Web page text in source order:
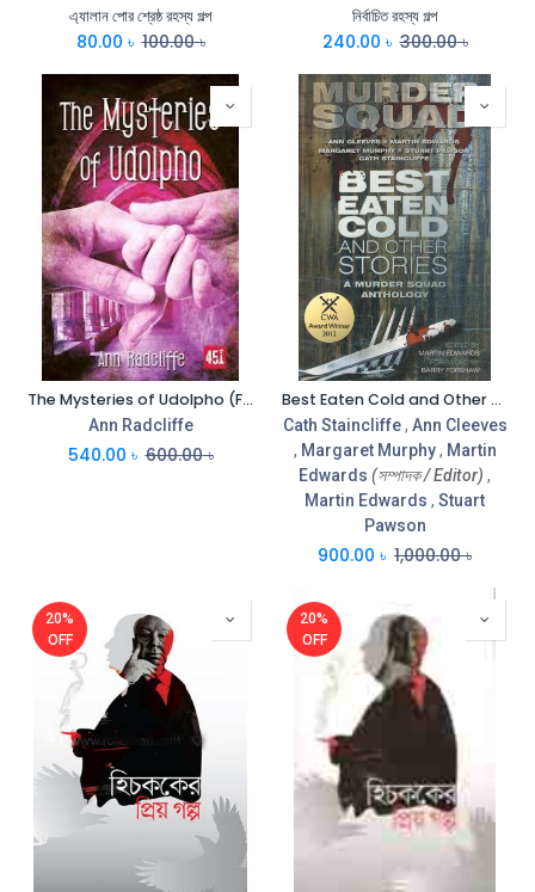
এ্যালান পোর শ্রেষ্ঠ রহস্য গল্প
80.00 ৳ 100.00৳
নির্বাচিত রহস্য গল্প
240.00 ৳ 300.00৳
The Mysteries of Udolpho (Flame Tree)
Ann Radcliffe
540.00 ৳ 600.00৳
Best Eaten Cold and Other Stories: A Murder Squad Anthology
Cath Staincliffe , Ann Cleeves
, Margaret Murphy , Martin
Edwards (সম্পাদক / Editor) ,
Martin Edwards , Stuart
Pawson
900.00 ৳ 1,000.00৳
20%
OFF
20%
OFF